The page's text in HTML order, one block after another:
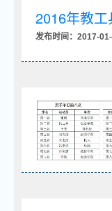
2016年教
发布时间：2017-